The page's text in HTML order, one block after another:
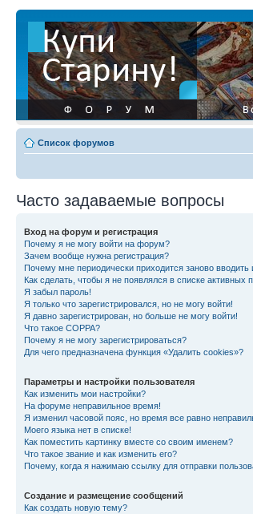
Список форумов
Часто задаваемые вопросы
Вход на форум и регистрация
Почему я не могу войти на форум?
Зачем вообще нужна регистрация?
Почему мне периодически приходится заново вводить
Как сделать, чтобы я не появлялся в списке активных
Я забыл пароль!
Я только что зарегистрировался, но не могу войти!
Я давно зарегистрирован, но больше не могу войти!
Что такое COPPA?
Почему я не могу зарегистрироваться?
Для чего предназначена функция «Удалить cookies»?
Параметры и настройки пользователя
Как изменить мои настройки?
На форуме неправильное время!
Я изменил часовой пояс, но время все равно
Моего языка нет в списке!
Как поместить картинку вместе со своим именем?
Что такое звание и как изменить его?
Почему, когда я нажимаю ссылку для отправки
Создание и размещение сообщений
Как создать новую тему?